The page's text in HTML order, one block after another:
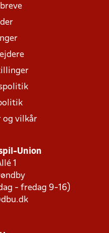
og vilkår
Union
1
- fredag 9-16)